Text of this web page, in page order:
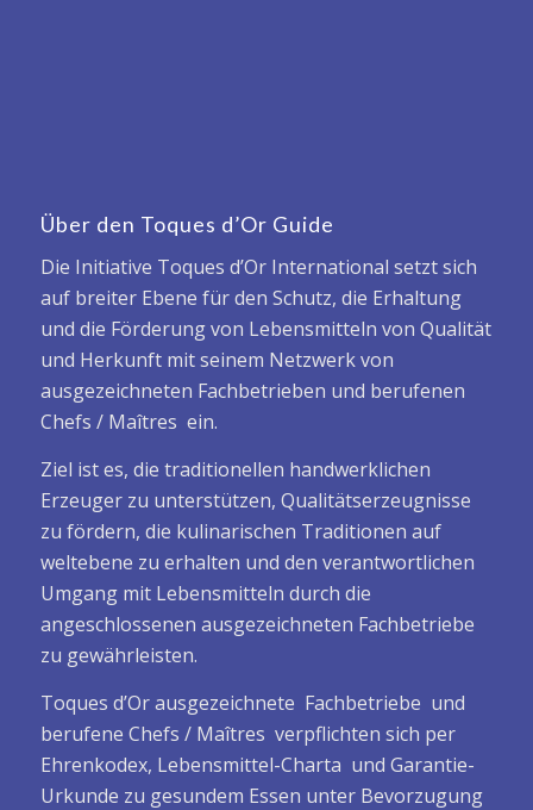
Über den Toques d’Or Guide
Die Initiative Toques d’Or International setzt sich
auf breiter Ebene für den Schutz, die Erhaltung
und die Förderung von Lebensmitteln von Qualität
und Herkunft mit seinem Netzwerk von
ausgezeichneten Fachbetrieben und berufenen
Chefs / Maîtres ein.
Ziel ist es, die traditionellen handwerklichen
Erzeuger zu unterstützen, Qualitätserzeugnisse
zu fördern, die kulinarischen Traditionen auf
weltebene zu erhalten und den verantwortlichen
Umgang mit Lebensmitteln durch die
angeschlossenen ausgezeichneten Fachbetriebe
zu gewährleisten.
Toques d’Or ausgezeichnete Fachbetriebe und
berufene Chefs / Maîtres verpflichten sich per
Ehrenkodex, Lebensmittel-Charta und Garantie-
Urkunde zu gesundem Essen unter Bevorzugung